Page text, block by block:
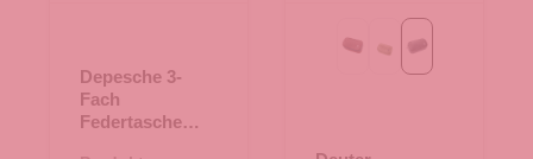
Depesche 3-
Fach
Federtasche
ashrose-ink
grove-ripple-hain
schwarz